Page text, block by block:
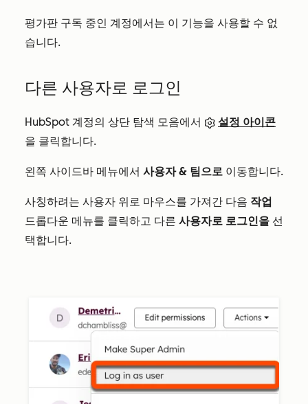
평가판 구독 중인 계정에서는 이 기능을 사용할 수 없
습니다.
다른 사용자로 로그인
HubSpot 계정의 상단 탐색 모음에서
설정 아이콘
을 클릭합니다.
왼쪽 사이드바 메뉴에서 사용자 & 팀으로 이동합니다.
사칭하려는 사용자 위로 마우스를 가져간 다음 작업
드롭다운 메뉴를 클릭하고 다른 사용자로 로그인을 선
택합니다.